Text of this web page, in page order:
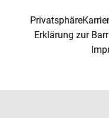
Privatsphäre
Erklärung zur